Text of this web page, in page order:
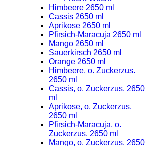
Himbeere 2650 ml
Cassis 2650 ml
Aprikose 2650 ml
Pfirsich-Maracuja 2650 ml
Mango 2650 ml
Sauerkirsch 2650 ml
Orange 2650 ml
Himbeere, o. Zuckerzus.
2650 ml
Cassis, o. Zuckerzus. 2650
ml
Aprikose, o. Zuckerzus.
2650 ml
Pfirsich-Maracuja, o.
Zuckerzus. 2650 ml
Mango, o. Zuckerzus. 2650